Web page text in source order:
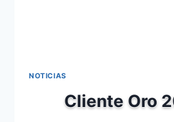
NOTICIAS
Cliente Oro